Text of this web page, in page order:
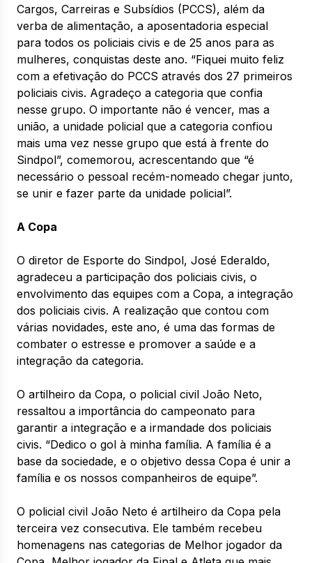
Cargos, Carreiras e Subsídios (PCCS), além da
verba de alimentação, a aposentadoria especial
para todos os policiais civis e de 25 anos para as
mulheres, conquistas deste ano. “Fiquei muito feliz
com a efetivação do PCCS através dos 27 primeiros
policiais civis. Agradeço a categoria que confia
nesse grupo. O importante não é vencer, mas a
união, a unidade policial que a categoria confiou
mais uma vez nesse grupo que está à frente do
Sindpol”, comemorou, acrescentando que “é
necessário o pessoal recém-nomeado chegar junto,
se unir e fazer parte da unidade policial”.
A Copa
O diretor de Esporte do Sindpol, José Ederaldo,
agradeceu a participação dos policiais civis, o
envolvimento das equipes com a Copa, a integração
dos policiais civis. A realização que contou com
várias novidades, este ano, é uma das formas de
combater o estresse e promover a saúde e a
integração da categoria.
O artilheiro da Copa, o policial civil João Neto,
ressaltou a importância do campeonato para
garantir a integração e a irmandade dos policiais
civis. “Dedico o gol à minha família. A família é a
base da sociedade, e o objetivo dessa Copa é unir a
família e os nossos companheiros de equipe”.
O policial civil João Neto é artilheiro da Copa pela
terceira vez consecutiva. Ele também recebeu
homenagens nas categorias de Melhor jogador da